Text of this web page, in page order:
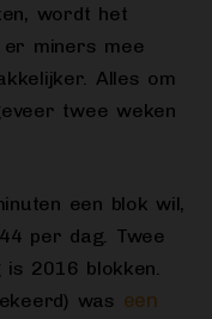
wordt het
er miners mee
Alles om
twee weken
een blok wil,
per dag. Twee
2016 blokken.
was een